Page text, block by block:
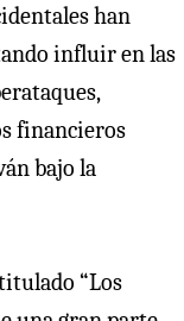
han
influir en las
financieros
bajo la
“Los